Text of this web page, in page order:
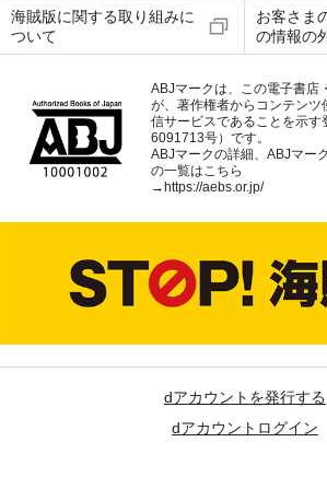
海賊版に関する取り組みに
ついて
お客さま
の情報の
ABJマークは、この電子書店
が、著作権者からコンテン
信サービスであることを示す
6091713号）です。
ABJマークの詳細、ABJマー
の一覧はこちら
→ https://aebs.or.jp/
dアカウントを発行する
dアカウントログイン